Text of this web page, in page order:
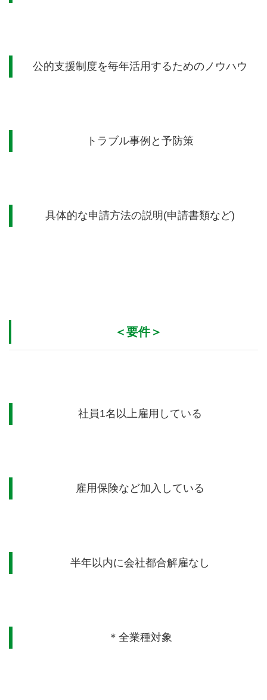
公的支援制度を毎年活用するためのノウハウ
トラブル事例と予防策
具体的な申請方法の説明 (申請書類など)
＜要件＞
社員1名以上雇用している
雇用保険など加入している
半年以内に会社都合解雇なし
＊全業種対象